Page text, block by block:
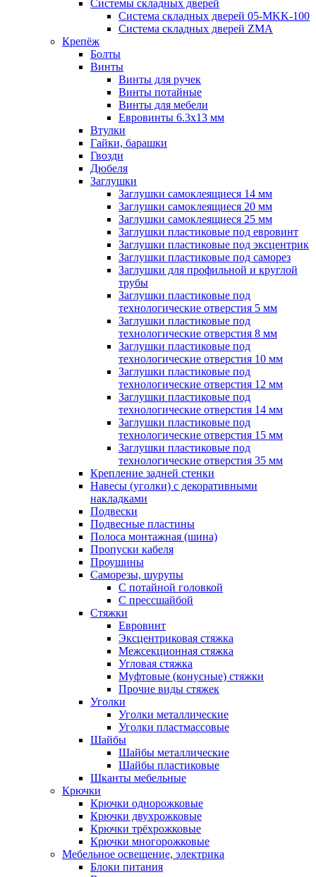
Системы складных дверей
Система складных дверей 05-MKK-100
Система складных дверей ZMA
Крепёж
Болты
Винты
Винты для ручек
Винты потайные
Винты для мебели
Евровинты 6.3х13 мм
Втулки
Гайки, барашки
Гвозди
Дюбеля
Заглушки
Заглушки самоклеящиеся 14 мм
Заглушки самоклеящиеся 20 мм
Заглушки самоклеящиеся 25 мм
Заглушки пластиковые под евровинт
Заглушки пластиковые под эксцентрик
Заглушки пластиковые под саморез
Заглушки для профильной и круглой
трубы
Заглушки пластиковые под
технологические отверстия 5 мм
Заглушки пластиковые под
технологические отверстия 8 мм
Заглушки пластиковые под
технологические отверстия 10 мм
Заглушки пластиковые под
технологические отверстия 12 мм
Заглушки пластиковые под
технологические отверстия 14 мм
Заглушки пластиковые под
технологические отверстия 15 мм
Заглушки пластиковые под
технологические отверстия 35 мм
Крепление задней стенки
Навесы (уголки) с декоративными
накладками
Подвески
Подвесные пластины
Полоса монтажная (шина)
Пропуски кабеля
Проушины
Саморезы, шурупы
С потайной головкой
С прессшайбой
Стяжки
Евровинт
Эксцентриковая стяжка
Межсекционная стяжка
Угловая стяжка
Муфтовые (конусные) стяжки
Прочие виды стяжек
Уголки
Уголки металлические
Уголки пластмассовые
Шайбы
Шайбы металлические
Шайбы пластиковые
Шканты мебельные
Крючки
Крючки однорожковые
Крючки двухрожковые
Крючки трёхрожковые
Крючки многорожковые
Мебельное освещение, электрика
Блоки питания